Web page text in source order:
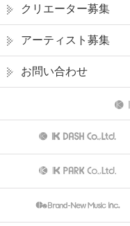
クリエーター募集
アーティスト募集
お問い合わせ